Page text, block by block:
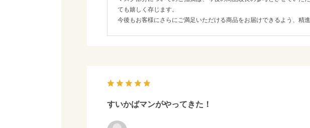
ても嬉しく存じます。
今後もお客様にさらにご満足いただける商品をお届けできるよう、精
すいかばマンがやってきた！